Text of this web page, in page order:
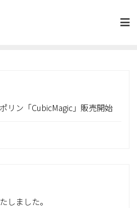
リン「CubicMagic」販売開始
しました。